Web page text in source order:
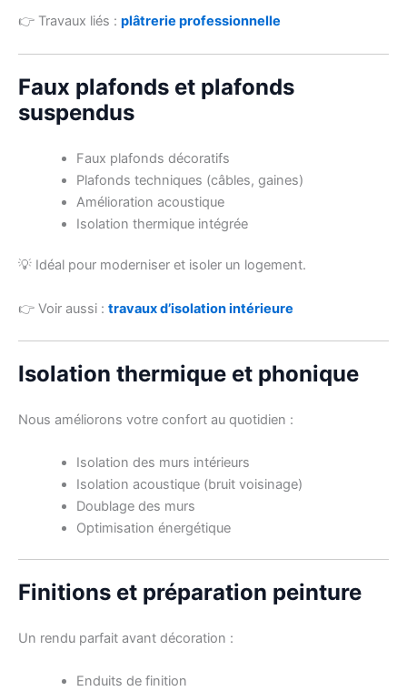
👉 Travaux liés : plâtrerie professionnelle
Faux plafonds et plafonds
suspendus
Faux plafonds décoratifs
Plafonds techniques (câbles, gaines)
Amélioration acoustique
Isolation thermique intégrée
💡 Idéal pour moderniser et isoler un logement.
👉 Voir aussi : travaux d’isolation intérieure
Isolation thermique et phonique
Nous améliorons votre confort au quotidien :
Isolation des murs intérieurs
Isolation acoustique (bruit voisinage)
Doublage des murs
Optimisation énergétique
Finitions et préparation peinture
Un rendu parfait avant décoration :
Enduits de finition